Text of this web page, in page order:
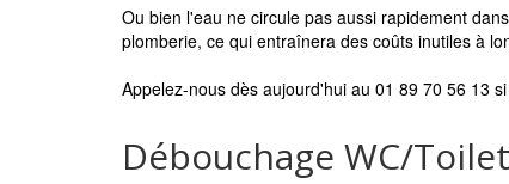
Ou bien l'eau ne circule pas aussi rapidement
plomberie, ce qui entraînera des coûts inutiles à
Appelez-nous dès aujourd'hui au 01 89 70 56 13
Débouchage WC/